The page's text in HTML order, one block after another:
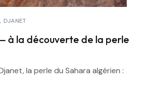
DJANET
à la découverte de la perle
la perle du Sahara algérien :